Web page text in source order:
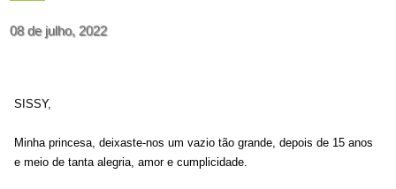
08 de julho, 2022
SISSY,
Minha princesa, deixaste-nos um vazio tão grande, depois de 15 anos
e meio de tanta alegria, amor e cumplicidade.